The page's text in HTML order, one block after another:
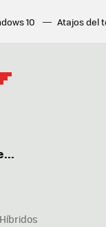
10 Atajos del